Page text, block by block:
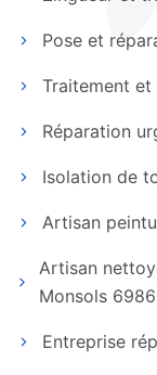
Pose et
Traitement
Réparation
Isolation de
Artisan
Artisan
Monsols
Entreprise